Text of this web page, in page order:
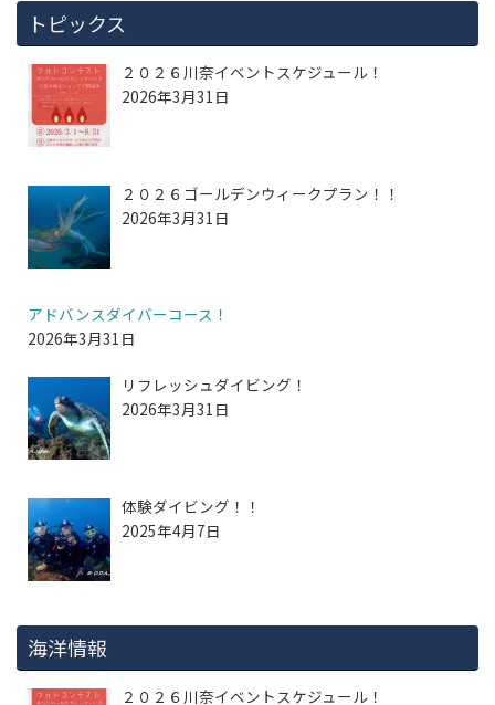
トピックス
２０２６川奈イベントスケジュール！
2026年3月31日
２０２６ゴールデンウィークプラン！！
2026年3月31日
アドバンスダイバーコース！
2026年3月31日
リフレッシュダイビング！
2026年3月31日
体験ダイビング！！
2025年4月7日
海洋情報
２０２６川奈イベントスケジュール！